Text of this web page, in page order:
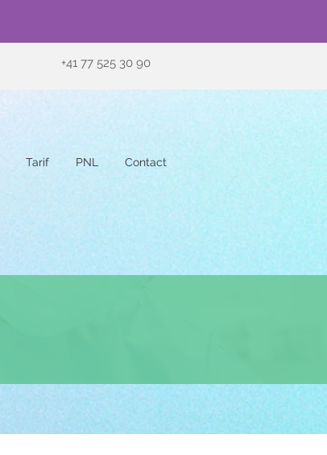
+41 77 525 30 90
Tarif PNL Contact